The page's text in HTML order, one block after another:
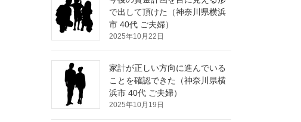
で出して頂けた（神奈川県横浜
市 40代 ご夫婦）
2025年10月22日
家計が正しい方向に進んでいる
ことを確認できた（神奈川県横
浜市 40代 ご夫婦）
2025年10月19日